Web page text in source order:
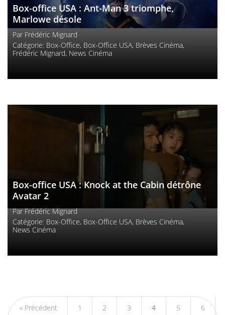
Box-office USA : Ant-Man 3 triomphe,
Marlowe désole
Par Frédéric Mignard
Catégorie: Box-Office, Box-Office USA, Brèves Cinéma,
Frédéric Mignard, News Cinéma
Box-office USA : Knock at the Cabin détrône
Avatar 2
ParFrédéric Mignard
Catégorie: Box-Office, Box-Office USA, Brèves Cinéma,
News Cinéma
« Précédent 1 2 3 4 5 6